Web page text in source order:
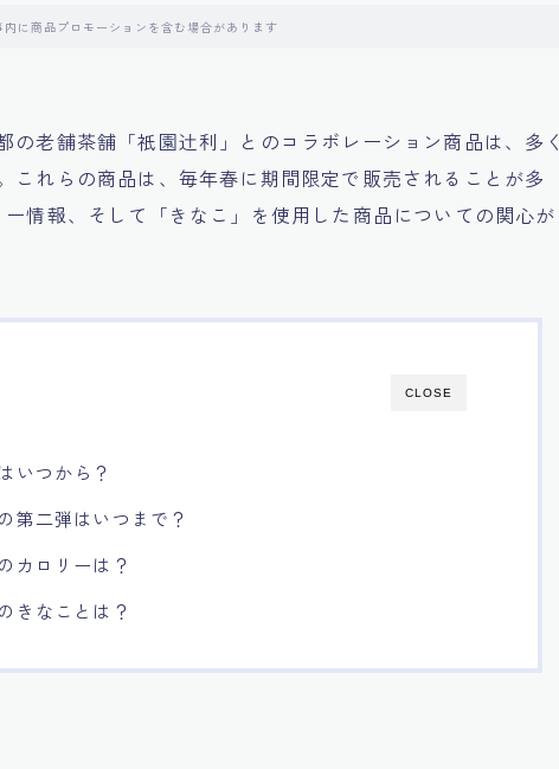
内に商品プロモーションを含む場合があります
の老舗茶舗「祇園辻利」とのコラボレーション商品は、多く
これらの商品は、毎年春に期間限定で販売されることが多
情報、そして「きなこ」を使用した商品についての関心が
CLOSE
いつから？
第二弾はいつまで？
カロリーは？
きなことは？